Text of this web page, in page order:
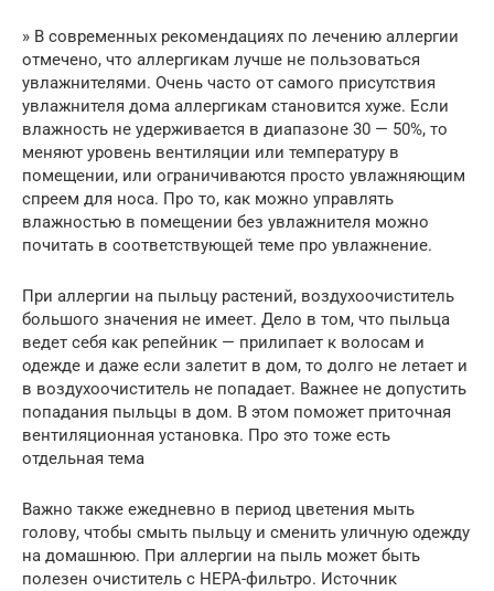
» В современных рекомендациях по лечению аллергии
отмечено, что аллергикам лучше не пользоваться
увлажнителями. Очень часто от самого присутствия
увлажнителя дома аллергикам становится хуже. Если
влажность не удерживается в диапазоне 30 — 50%, то
меняют уровень вентиляции или температуру в
помещении, или ограничиваются просто увлажняющим
спреем для носа. Про то, как можно управлять
влажностью в помещении без увлажнителя можно
почитать в соответствующей теме про увлажнение.
При аллергии на пыльцу растений, воздухоочиститель
большого значения не имеет. Дело в том, что пыльца
ведет себя как репейник — прилипает к волосам и
одежде и даже если залетит в дом, то долго не летает и
в воздухоочиститель не попадает. Важнее не допустить
попадания пыльцы в дом. В этом поможет приточная
вентиляционная установка. Про это тоже есть
отдельная тема
Важно также ежедневно в период цветения мыть
голову, чтобы смыть пыльцу и сменить уличную одежду
на домашнюю. При аллергии на пыль может быть
полезен очиститель с HEPA-фильтро. Источник